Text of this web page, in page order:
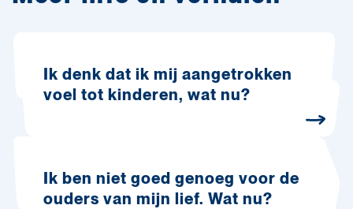
Ik denk dat ik mij aangetrokken
voel tot kinderen, wat nu?
Ik ben niet goed genoeg voor de
ouders van mijn lief. Wat nu?